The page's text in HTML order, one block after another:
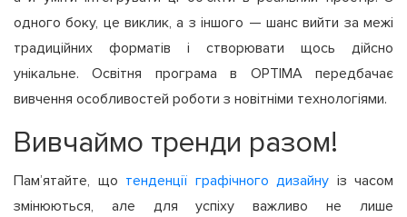
одного боку, це виклик, а з іншого — шанс вийти за межі
традиційних форматів і створювати щось дійсно
унікальне. Освітня програма в OPTIMA передбачає
вивчення особливостей роботи з новітніми технологіями.
Вивчаймо тренди разом!
Пам’ятайте, що тенденції графічного дизайну із часом
змінюються, але для успіху важливо не лише